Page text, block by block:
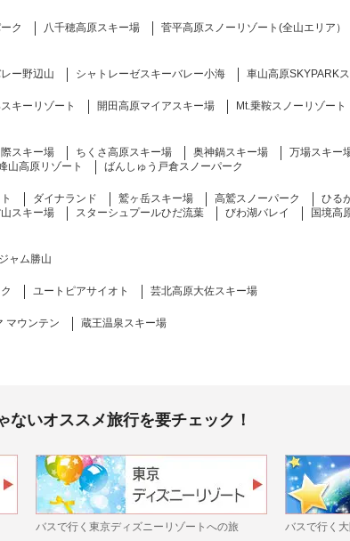
ク 八千穂高原スキー場 菅平高原スノーリゾート(全山エリア）
ー野辺山 シャトレーゼスキーバレー小海 車山高原SKYPARK
キーリゾート 開田高原マイアスキー場 Mt.乗鞍スノーリゾート
スキー場 ちくさ高原スキー場 奥神鍋スキー場 万場スキー
山高原リゾート ばんしゅう戸倉スノーパーク
ダイナランド 鷲ヶ岳スキー場 高鷲スノーパーク
ひる
スキー場 スターシュプールひだ流葉 びわ湖バレイ 国境高
ャム勝山
ユートピアサイオト 芸北高原大佐スキー場
マウンテン 蔵王温泉スキー場
ないオススメ旅行を要チェック！
バスで行く東京ディズニーリゾートへの旅 バスで行く